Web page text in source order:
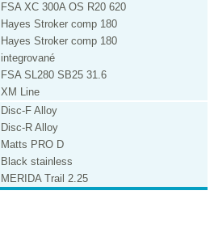
FSA XC 300A OS R20 620
Hayes Stroker comp 180
Hayes Stroker comp 180
integrované
FSA SL280 SB25 31.6
XM Line
Disc-F Alloy
Disc-R Alloy
Matts PRO D
Black stainless
MERIDA Trail 2.25